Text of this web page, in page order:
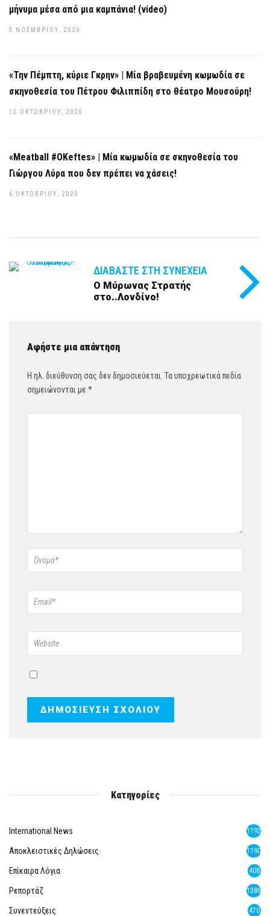
μήνυμα μέσα από μια καμπάνια! (video)
3 ΝΟΕΜΒΡΊΟΥ, 2020
«Την Πέμπτη, κύριε Γκρην» | Μία βραβευμένη κωμωδία σε
σκηνοθεσία του Πέτρου Φιλιππίδη στο θέατρο Μουσούρη!
12 ΟΚΤΩΒΡΊΟΥ, 2020
«Meatball #OKeftes» | Μία κωμωδία σε σκηνοθεσία του
Γιώργου Λύρα που δεν πρέπει να χάσεις!
6 ΟΚΤΩΒΡΊΟΥ, 2020
ΔΙΑΒΆΣΤΕ ΣΤΗ ΣΥΝΈΧΕΙΑ
Ο Μύρωνας Στρατής
στο..Λονδίνο!
Αφήστε μια απάντηση
Η ηλ. διεύθυνση σας δεν δημοσιεύεται. Τα υποχρεωτικά πεδία
σημειώνονται με *
Κατηγορίες
International News 1192
Αποκλειστικές Δηλώσεις 1190
Επίκαιρα Λόγια 408
Ρεπορτάζ 1386
Συνεντεύξεις 470